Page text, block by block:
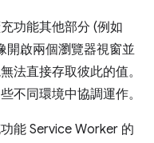
功能其他部分 (例如
開啟兩個瀏覽器視窗並
法直接存取彼此的值。
些不同環境中協調運作。
能 Service Worker 的